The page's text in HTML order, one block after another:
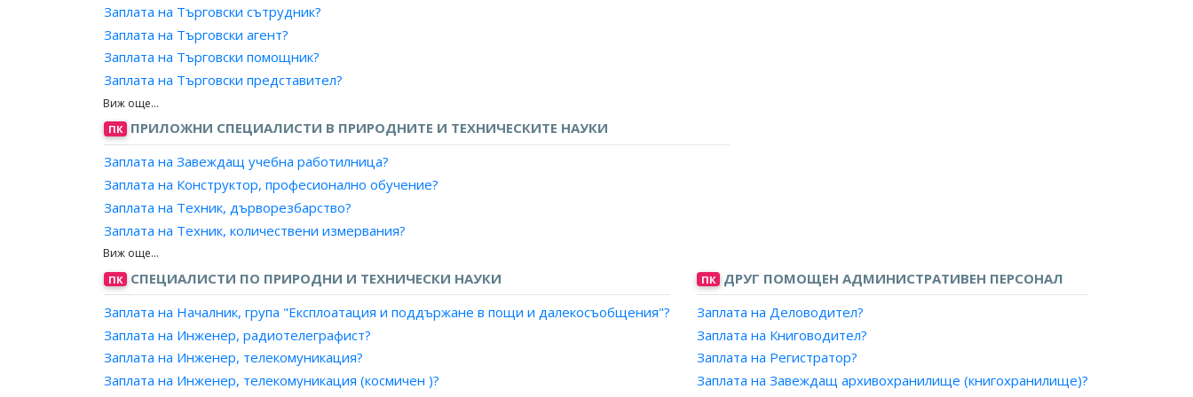
Заплата на Счетоводител?
Заплата на Одитор?
Заплата на Асистент одитор?
Заплата на Старши помощник одитор?
Заплата на Вътрешен одитор?
Заплата на Ревизор?
Заплата на Финансов контрольор?
Заплата на Синдик?
Заплата на Ликвидатор?
Заплата на Старши банков служител, финансов контрол?
Заплата на Одитор по чл. 45 от Закона за вътрешния одит в публичния сектор?
Заплата на Търговски сътрудник?
Заплата на Търговски агент?
Заплата на Търговски помощник?
Заплата на Търговски представител?
Заплата на Търговски пътник?
Заплата на Консултант (промотьор), продажби?
Заплата на Дистрибутор?
ПК
ПРИЛОЖНИ СПЕЦИАЛИСТИ В ПРИРОДНИТЕ И ТЕХНИЧЕСКИТЕ НАУКИ
Заплата на Завеждащ учебна работилница?
Заплата на Конструктор, професионално обучение?
Заплата на Техник, дърворезбарство?
Заплата на Техник, количествени измервания?
Заплата на Техник, мебелно производство?
Заплата на Техник, медицинска техника?
Заплата на Техник, робот?
Заплата на Техник, подвижна пощенска станция?
Заплата на Техник, продукция?
Заплата на Техник, производствени резултати?
Заплата на Техник, производствени структури?
ПК СПЕЦИАЛИСТИ ПО ПРИРОДНИ И ТЕХНИЧЕСКИ НАУКИ
Заплата на Началник, група "Експлоатация и поддържане в пощи и далекосъобщения"?
Заплата на Инженер, радиотелеграфист?
Заплата на Инженер, телекомуникация?
Заплата на Инженер, телекомуникация (космичен )?
ПК ДРУГ ПОМОЩЕН АДМИНИСТРАТИВЕН ПЕРСОНАЛ
Заплата на Деловодител?
Заплата на Книговодител?
Заплата на Регистратор?
Заплата на Завеждащ архивохранилище (книгохранилище)?